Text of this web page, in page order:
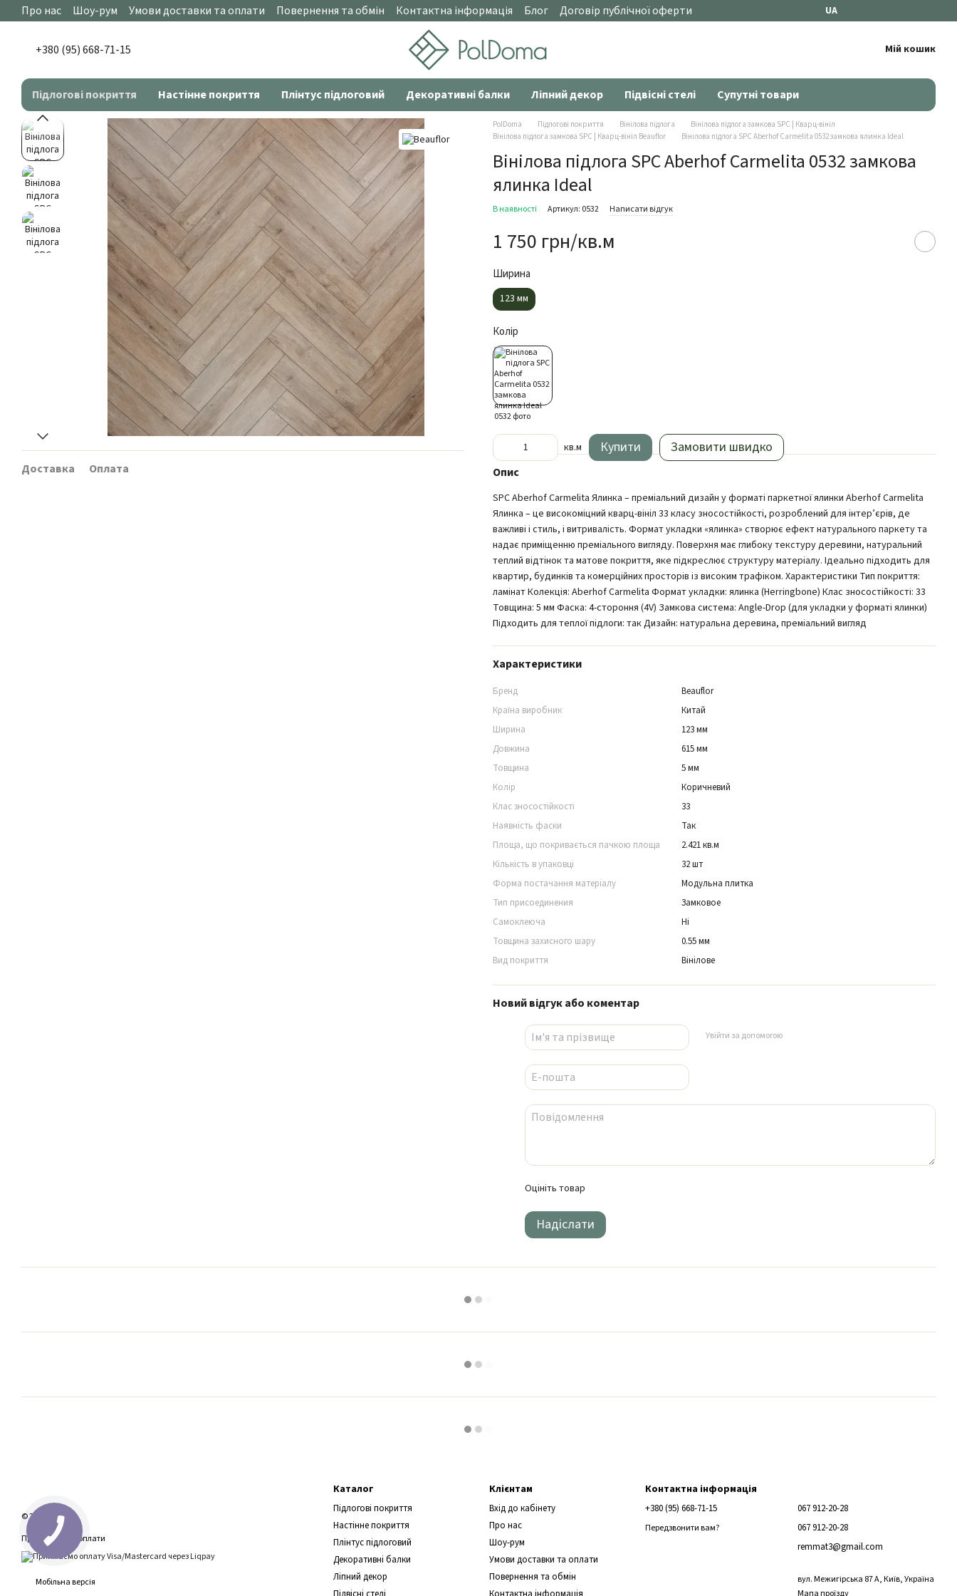
Перейти до основного контенту
Про нас Шоу-рум Умови доставки та оплати Повернення та обмін Контактна інформація Блог Договір публічної оферти UA
+380 (95) 668-71-15 Мій кошик
Підлогові покриття Настінне покриття Плінтус підлоговий Декоративні балки Ліпний декор Підвісні стелі Супутні товари
Доставка Оплата
PolDoma Підлогові покриття Вінілова підлога
Вінілова підлога замкова SPC | Кварц-вініл
Вінілова підлога замкова SPC | Кварц-вініл Beauflor
Вінілова підлога SPC Aberhof Carmelita 0532 замкова ялинка Ideal
Вінілова підлога SPC Aberhof Carmelita 0532 замкова
ялинка Ideal
В наявності Артикул: 0532 Написати відгук
1 750 грн/кв.м
Ширина
123 мм
Колір
кв.м Купити Замовити швидко
Опис
SPC Aberhof Carmelita Ялинка – преміальний дизайн у форматі паркетної ялинки Aberhof Carmelita
Ялинка – це високоміцний кварц-вініл 33 класу зносостійкості, розроблений для інтер’єрів, де
важливі і стиль, і витривалість. Формат укладки «ялинка» створює ефект натурального паркету та
надає приміщенню преміального вигляду. Поверхня має глибоку текстуру деревини, натуральний
теплий відтінок та матове покриття, яке підкреслює структуру матеріалу. Ідеально підходить для
квартир, будинків та комерційних просторів із високим трафіком. Характеристики Тип покриття:
ламінат Колекція: Aberhof Carmelita Формат укладки: ялинка (Herringbone) Клас зносостійкості: 33
Товщина: 5 мм Фаска: 4-стороння (4V) Замкова система: Angle-Drop (для укладки у форматі ялинки)
Підходить для теплої підлоги: так Дизайн: натуральна деревина, преміальний вигляд
Характеристики
Бренд
Beauflor
Країна виробник
Китай
Ширина
123 мм
Довжина
615 мм
Товщина
5 мм
Колір
Коричневий
Клас зносостійкості
33
Наявність фаски
Так
Площа, що покривається пачкою площа
2.421 кв.м
Кількість в упаковці
32 шт
Форма постачання матеріалу
Модульна плитка
Тип присоединения
Замковое
Самоклеюча
Ні
Товщина захисного шару
0.55 мм
Вид покриття
Вінілове
Новий відгук або коментар
Увійти за допомогою
Оцініть товар
Надіслати
© 2026
Приймаємо до оплати
Мобільна версія
Каталог
Підлогові покриття
Настінне покриття
Плінтус підлоговий
Декоративні балки
Ліпний декор
Клієнтам
Вхід до кабінету
Про нас
Шоу-рум
Умови доставки та оплати
Повернення та обмін
Контактна інформація
+380 (95) 668-71-15
Передзвонити вам?
067 912-20-28
067 912-20-28
remmat3@gmail.com
вул. Межигірська 87 А, Київ, Україна
Мапа проїзду